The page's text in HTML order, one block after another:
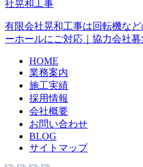
有限会社晃和工事は回転機な
ーホールにご対応｜協力会社募
HOME
業務案内
施工実績
採用情報
会社概要
お問い合わせ
BLOG
サイトマップ